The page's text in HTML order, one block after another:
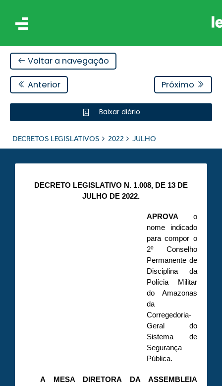
Voltar a navegação
Anterior Próximo
Baixar diário
DECRETOS LEGISLATIVOS 2022 JULHO
DECRETO LEGISLATIVO N. 1.008, DE 13 DE
JULHO DE 2022.
APROVA o
nome indicado
para compor o
2º Conselho
Permanente de
Disciplina da
Polícia Militar
do Amazonas
da
Corregedoria-
Geral do
Sistema de
Segurança
Pública.
A MESA DIRETORA DA ASSEMBLEIA